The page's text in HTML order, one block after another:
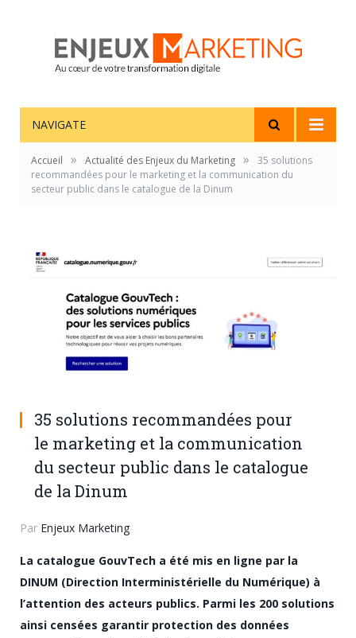
NAVIGATE
Accueil » Actualité des Enjeux du Marketing »
35 solutions
recommandées pour le marketing et la communication du
secteur public dans le catalogue de la Dinum
35 solutions recommandées pour
le marketing et la communication
du secteur public dans le catalogue
de la Dinum
Par Enjeux Marketing
La catalogue GouvTech a été mis en ligne par la
DINUM (Direction Interministérielle du Numérique) à
l’attention des acteurs publics. Parmi les 200 solutions
ainsi censées garantir protection des données